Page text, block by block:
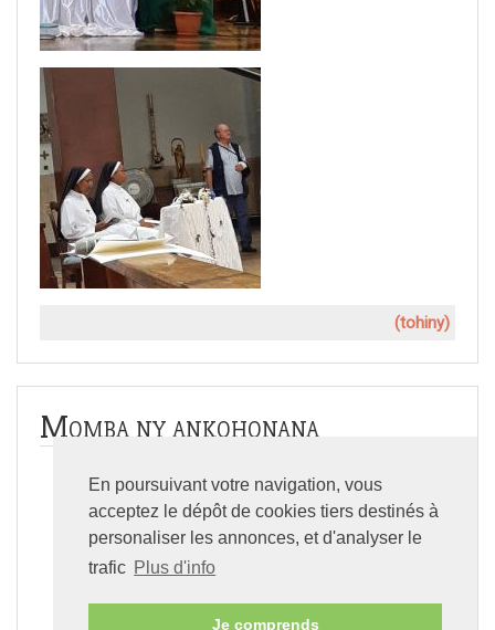
En poursuivant votre navigation, vous
acceptez le dépôt de cookies tiers destinés à
personaliser les annonces, et d'analyser le
trafic Plus d'info
Je comprends
(tohiny)
Momba ny ankohonana
Tantara
Toeram-pivavahana